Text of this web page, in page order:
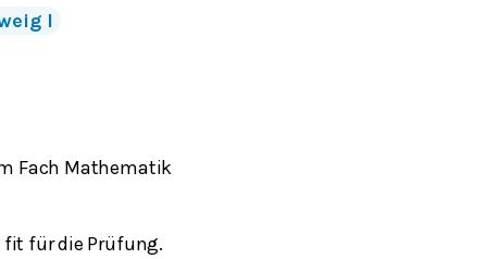
I
Fach Mathematik
fit für die Prüfung.